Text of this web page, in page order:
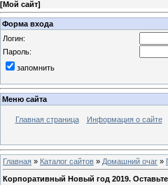
[Мой сайт]
Форма входа
Логин:
Пароль:
запомнить
Меню сайта
Главная страница Информация о сайте
Главная » Каталог сайтов » Домашний очаг »
Корпоративный Новый год 2019. Оставьте